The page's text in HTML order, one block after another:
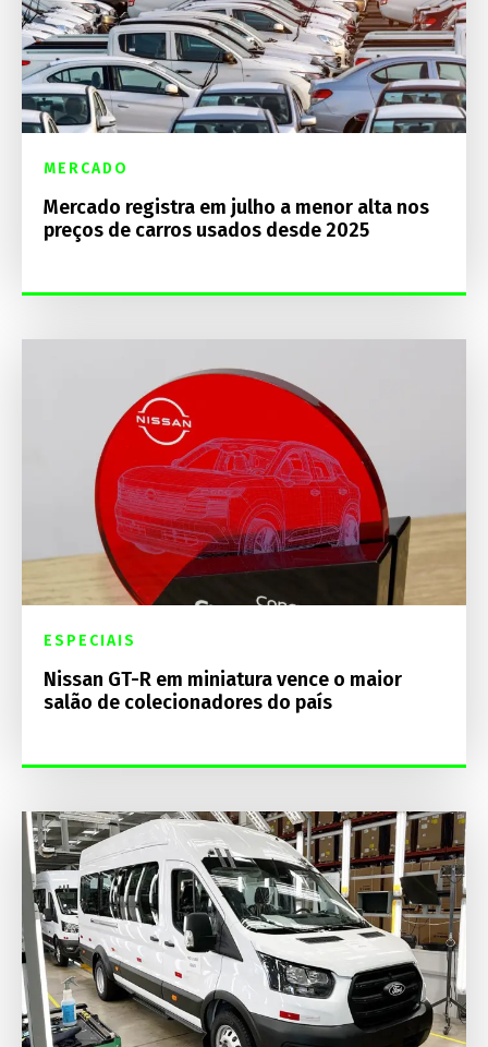
MERCADO
Mercado registra em julho a menor alta nos
preços de carros usados desde 2025
ESPECIAIS
Nissan GT-R em miniatura vence o maior
salão de colecionadores do país